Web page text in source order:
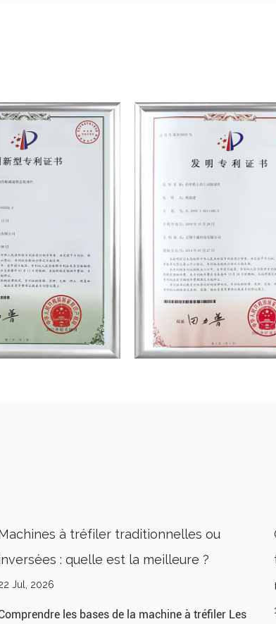
Comprendre le processus de la machine à
tréfiler pour une production améliorée de
matériaux
16 Jul, 2026